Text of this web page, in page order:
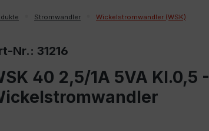
Stromwandler Wickelstromwandler (WSK)
Nr.: 31216
40 2,5/1A 5VA Kl.0,5 -